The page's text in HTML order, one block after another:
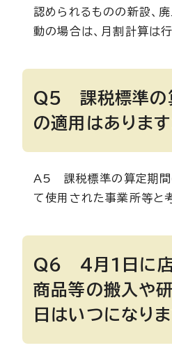
認められるものの新設、
動の場合は、月割計算は行
Q5 課税標準の算
の適用はあります
A5 課税標準の算定期間
て使用された事業所等と
Q6 4月1日に店
商品等の搬入や
日はいつになり